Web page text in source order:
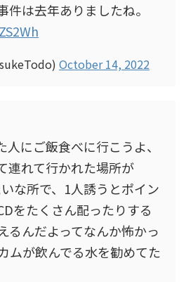
件は去年ありましたね。
October 14, 2022
人にご飯食べに行こうよ、
連れて行かれた場所が
な所で、1人誘うとポイン
をたくさん配ったりする
るんだよってなんか怖かっ
ムが飲んでる水を勧めてた